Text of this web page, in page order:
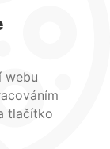
webu
tlačítko